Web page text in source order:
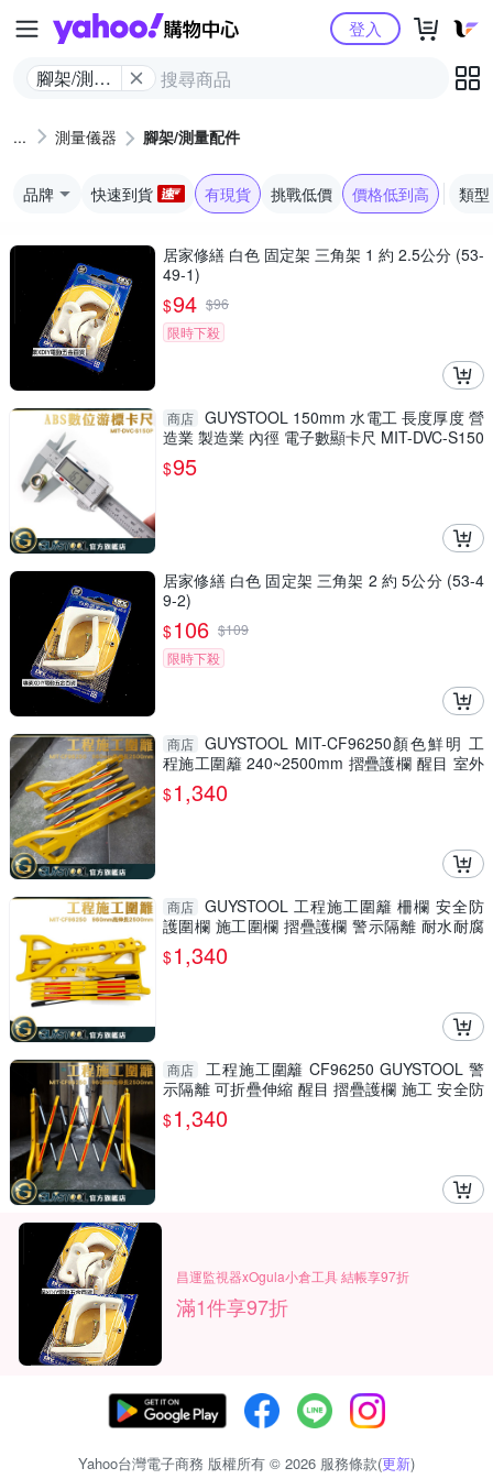
Yahoo購物中心
腳架/測量
登入
測量儀器 腳架/測量配件
品牌 快速到貨 有現貨 挑戰低價 價格低到高 類型
居家修繕 白色 固定架 三角架 1 約 2.5公分 (53-
49-1)
$94 $96
限時下殺
商店 GUYSTOOL 150mm 水電工 長度厚度 營
造業 製造業 內徑 電子數顯卡尺 MIT-DVC-S150
P 防潑水 廠房
$95
居家修繕 白色 固定架 三角架 2 約 5公分 (53-4
9-2)
$106 $109
限時下殺
商店 GUYSTOOL MIT-CF96250顏色鮮明 工
程施工圍籬 240~2500mm 摺疊護欄 醒目 室外
裝修 安全防護圍欄
$1,340
商店 GUYSTOOL 工程施工圍籬 柵欄 安全防
護圍欄 施工圍欄 摺疊護欄 警示隔離 耐水耐腐
MIT-CF96250
$1,340
商店
工程施工圍籬 CF96250 GUYSTOOL 警
示隔離 可折疊伸縮 醒目 摺疊護欄 施工 安全防
護圍欄 室內裝潢
$1,340
昌運監視器xOgula小倉工具 結帳享97折
滿1件享97折
Yahoo台灣電子商務 版權所有 © 2026 服務條款(更新)